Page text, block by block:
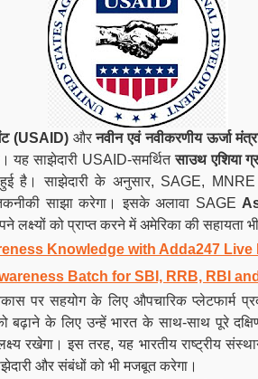
(USAID) औरनवीन एवं नवीकरणीय ऊर्जा
यह साझेदारी USAID-समर्थितसाउथ एशिया
है। साझेदारी के अनुसार, SAGE, MNRE
साझा करेगा। इसके अलावा SAGE
लक्ष्यों को प्राप्त करने में अमेरिका की सहायता
Knowledge with Adda247 Live
Batch for SBI, RRB, RBI
पर सहयोग के लिए औपचारिक प्लेटफार्म
के लिए उन्हें भारत के साथ-साथ पूरे दक्षिण
लक्ष्य रखेगा। इस तरह, यह भारतीय राष्ट्रीय
और संबंधों को भी मजबूत करेगा।